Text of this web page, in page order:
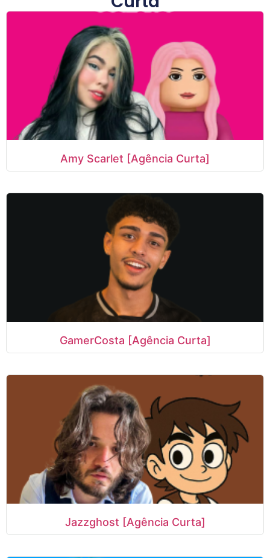
Amy Scarlet [Agência Curta]
GamerCosta [Agência Curta]
Jazzghost [Agência Curta]